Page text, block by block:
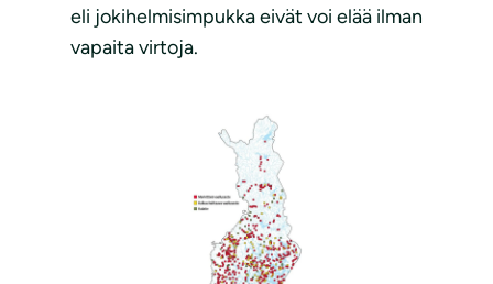
eli jokihelmisimpukka eivät voi elää ilman
vapaita virtoja.